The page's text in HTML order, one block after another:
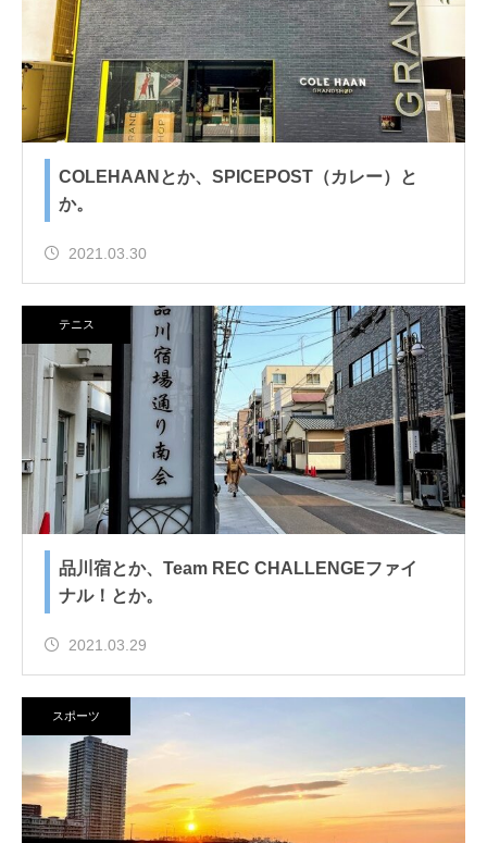
COLEHAANとか、SPICEPOST（カレー）と
か。
2021.03.30
テニス
品川宿とか、Team REC CHALLENGEファイ
ナル！とか。
2021.03.29
スポーツ